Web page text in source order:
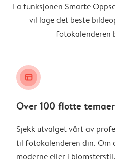
La funksjonen Smarte
vil lage det beste
fotokalenderen
layout_alt
Over 100 flotte temaer
Sjekk utvalget vårt av
til fotokalenderen din. Om
moderne eller i